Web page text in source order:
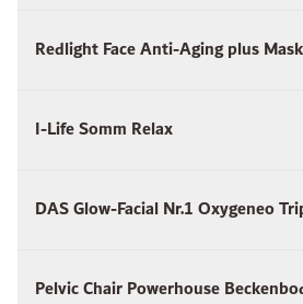
Redlight Face Anti-Aging plus
I-Life Somm Relax
DAS Glow-Facial Nr.1 Oxygeneo
Pelvic Chair Powerhouse